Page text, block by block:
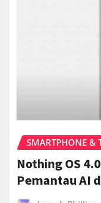
SMARTPHONE &
Nothing OS
Pemantau AI